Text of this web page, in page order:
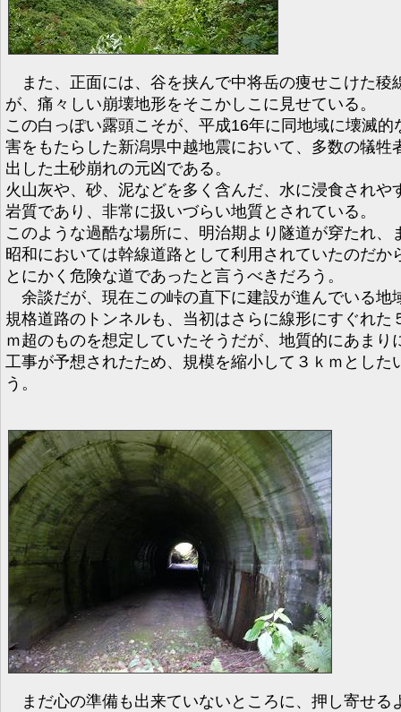
また、正面には、谷を挟んで中将岳の痩せこけた稜
が、痛々しい崩壊地形をそこかしこに見せている。
この白っぽい露頭こそが、平成16年に同地域に壊滅的
害をもたらした新潟県中越地震において、多数の犠牲
出した土砂崩れの元凶である。
火山灰や、砂、泥などを多く含んだ、水に浸食されや
岩質であり、非常に扱いづらい地質とされている。
このような過酷な場所に、明治期より隧道が穿たれ、
昭和においては幹線道路として利用されていたのだか
とにかく危険な道であったと言うべきだろう。
余談だが、現在この峠の直下に建設が進んでいる地
規格道路のトンネルも、当初はさらに線形にすぐれた
ｍ超のものを想定していたそうだが、地質的にあまり
工事が予想されたため、規模を縮小して３ｋｍとした
う。
まだ心の準備も出来ていないところに、押し寄せる